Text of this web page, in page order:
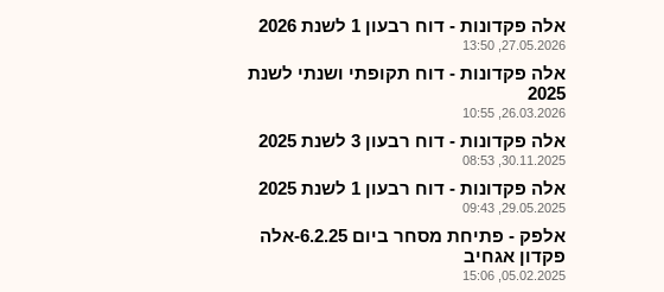
אלה פקדונות - דוח רבעון 1 לשנת 2026
27.05.2026, 13:50
אלה פקדונות - דוח תקופתי ושנתי לשנת
2025
26.03.2026, 10:55
אלה פקדונות - דוח רבעון 3 לשנת 2025
30.11.2025, 08:53
אלה פקדונות - דוח רבעון 1 לשנת 2025
29.05.2025, 09:43
אלפק - פתיחת מסחר ביום 6.2.25-אלה
פקדון אגחיב
05.02.2025, 15:06